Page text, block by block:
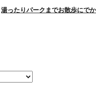
ゲ
ン
次
湯ったりパークまでお散歩にで